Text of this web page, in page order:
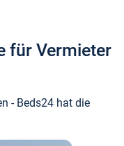
für Vermieter
- Beds24 hat die